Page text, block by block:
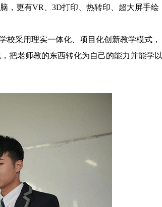
，更有VR、3D打印、热转印、超大屏手绘
采用理实一体化、项目化创新教学模式，
把老师教的东西转化为自己的能力并能学以